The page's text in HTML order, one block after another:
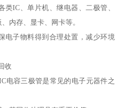
类IC、单片机、继电器、二极管、
内存、显卡、网卡等。
电子物料得到合理处置，减少环境
收
电容三极管是常见的电子元器件之